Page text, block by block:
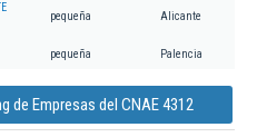
pequeña Alicante
pequeña Palencia
de Empresas del CNAE 4312